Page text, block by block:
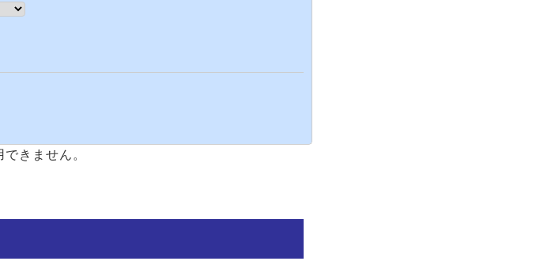
きません。